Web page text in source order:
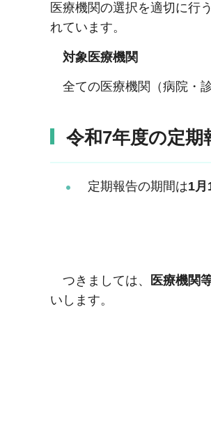
医療機関の選択を適切に行
れています。
対象医療機関
全ての医療機関（病院・
令和7年度の定期
定期報告の期間は1月
つきましては、 医療機関
いします。